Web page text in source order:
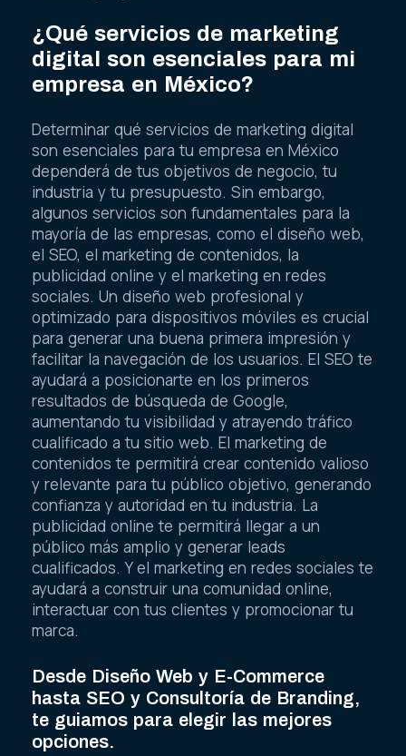
¿Qué servicios de marketing
digital son esenciales para mi
empresa en México?
Determinar qué servicios de marketing digital
son esenciales para tu empresa en México
dependerá de tus objetivos de negocio, tu
industria y tu presupuesto. Sin embargo,
algunos servicios son fundamentales para la
mayoría de las empresas, como el diseño web,
el SEO, el marketing de contenidos, la
publicidad online y el marketing en redes
sociales. Un diseño web profesional y
optimizado para dispositivos móviles es crucial
para generar una buena primera impresión y
facilitar la navegación de los usuarios. El SEO te
ayudará a posicionarte en los primeros
resultados de búsqueda de Google,
aumentando tu visibilidad y atrayendo tráfico
cualificado a tu sitio web. El marketing de
contenidos te permitirá crear contenido valioso
y relevante para tu público objetivo, generando
confianza y autoridad en tu industria. La
publicidad online te permitirá llegar a un
público más amplio y generar leads
cualificados. Y el marketing en redes sociales te
ayudará a construir una comunidad online,
interactuar con tus clientes y promocionar tu
marca.
Desde Diseño Web y E-Commerce
hasta SEO y Consultoría de Branding,
te guiamos para elegir las mejores
opciones.